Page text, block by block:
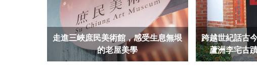
走進三峽庶民美術館，感受生息無垠
的老屋美學
跨越世紀話古
蘆洲李宅古